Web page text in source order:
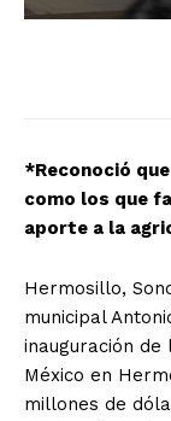
*Reconoció
como los que
aporte a la
Hermosillo,
municipal
inauguración
México en
millones de